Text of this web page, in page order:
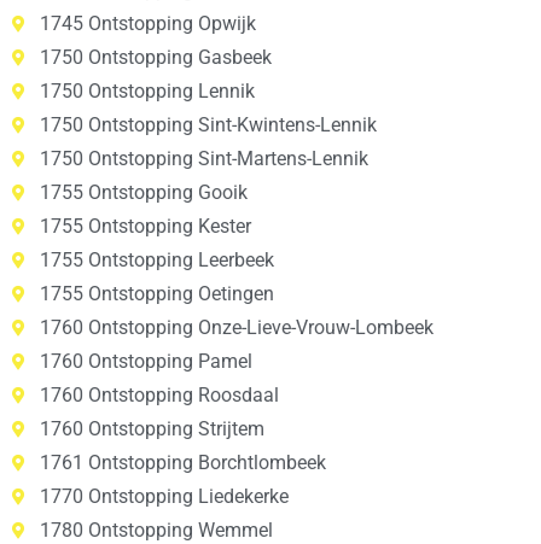
1745 Ontstopping Opwijk
1750 Ontstopping Gasbeek
1750 Ontstopping Lennik
1750 Ontstopping Sint-Kwintens-Lennik
1750 Ontstopping Sint-Martens-Lennik
1755 Ontstopping Gooik
1755 Ontstopping Kester
1755 Ontstopping Leerbeek
1755 Ontstopping Oetingen
1760 Ontstopping Onze-Lieve-Vrouw-Lombeek
1760 Ontstopping Pamel
1760 Ontstopping Roosdaal
1760 Ontstopping Strijtem
1761 Ontstopping Borchtlombeek
1770 Ontstopping Liedekerke
1780 Ontstopping Wemmel